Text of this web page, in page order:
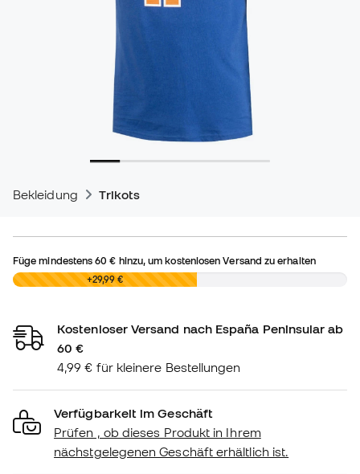
Bekleidung Trikots
Füge mindestens60 € hinzu, um kostenlosen Versand zu erhalten
0,00 € +29,99 €
Kostenloser Versand nach España Peninsular ab
60 €
4,99 € für kleinere Bestellungen
Verfügbarkeit im Geschäft
Prüfen , ob dieses Produkt in Ihrem
nächstgelegenen Geschäft erhältlich ist.